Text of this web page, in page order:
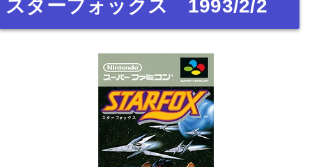
スターフォックス 1993/2/2